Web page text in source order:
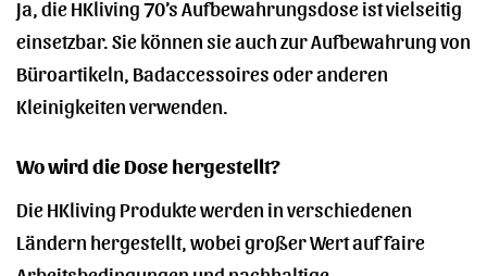
Ja, die HKliving 70’s Aufbewahrungsdose ist vielseitig
einsetzbar. Sie können sie auch zur Aufbewahrung von
Büroartikeln, Badaccessoires oder anderen
Kleinigkeiten verwenden.
Wo wird die Dose hergestellt?
Die HKliving Produkte werden in verschiedenen
Ländern hergestellt, wobei großer Wert auf faire